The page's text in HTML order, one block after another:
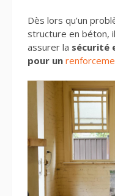
Dès lors qu’un
structure en béton,
assurer la sécurité
pour un